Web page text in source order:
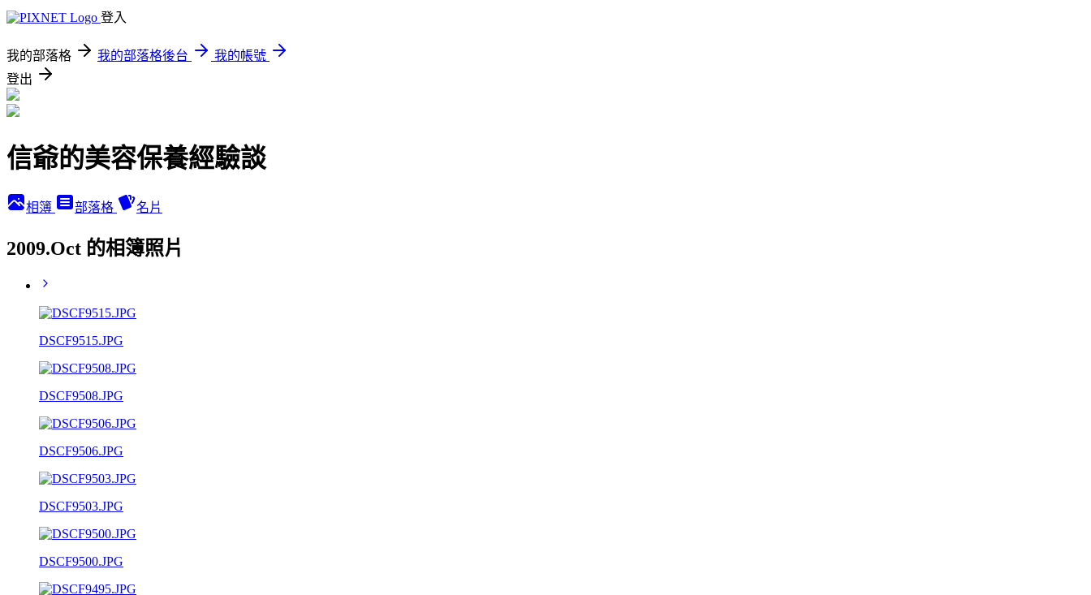
登入
我的部落格 我的部落格後台
我的帳號
登出
信爺的美容保養經驗談
相簿 部落格 名片
2009.Oct 的相簿照片
DSCF9515.JPG
DSCF9508.JPG
DSCF9506.JPG
DSCF9503.JPG
DSCF9500.JPG